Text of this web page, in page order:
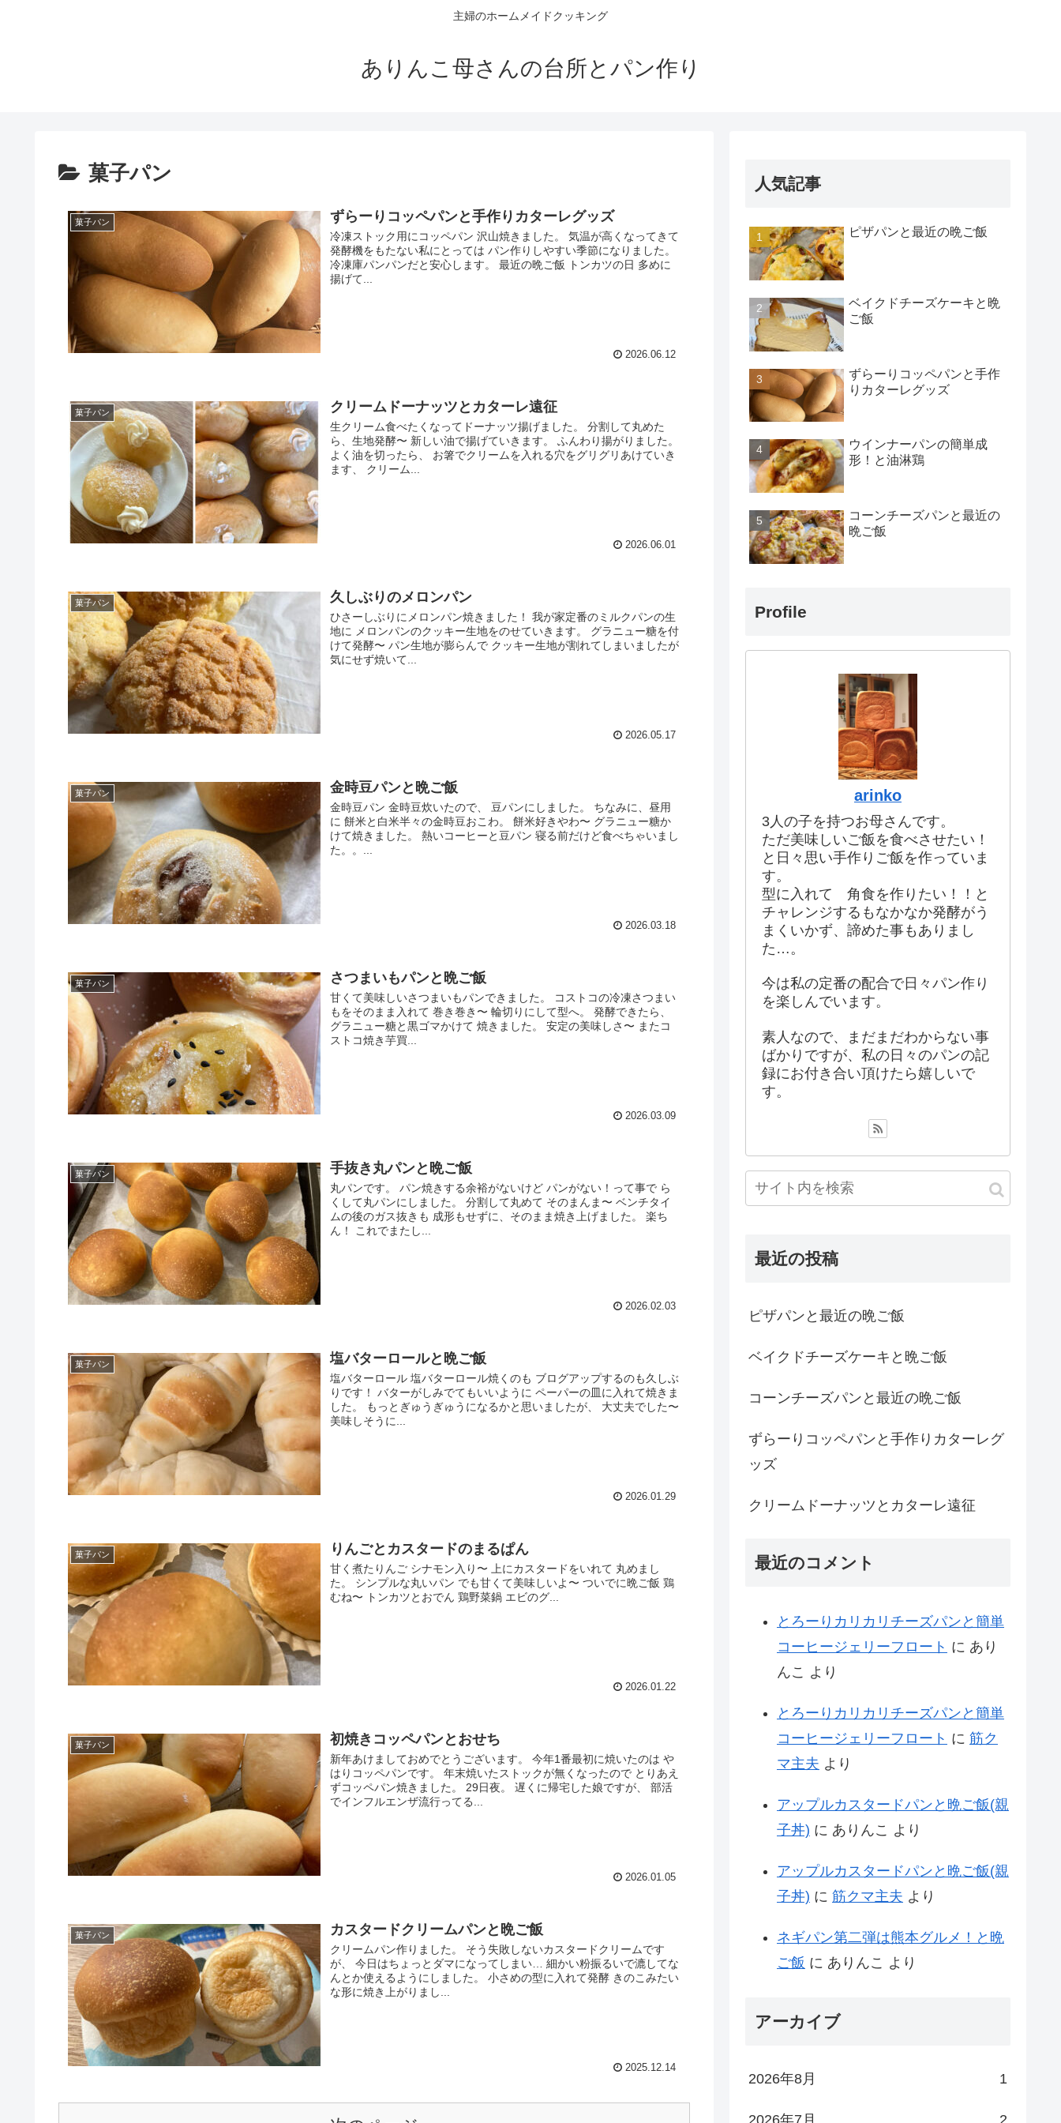
主婦のホームメイドクッキング
ありんこ母さんの台所とパン作り
菓子パン
菓子パン ずらーりコッペパンと手作りカターレグッズ
冷凍ストック用にコッペパン 沢山焼きました。 気温が高くなってきて
発酵機をもたない私にとっては パン作りしやすい季節になりました。
冷凍庫パンパンだと安心します。 最近の晩ご飯 トンカツの日 多めに
揚げて...
2026.06.12
菓子パン クリームドーナッツとカターレ遠征
生クリーム食べたくなってドーナッツ揚げました。 分割して丸めた
ら、生地発酵〜 新しい油で揚げていきます。 ふんわり揚がりました。
よく油を切ったら、 お箸でクリームを入れる穴をグリグリあけていき
ます、 クリーム...
2026.06.01
菓子パン 久しぶりのメロンパン
ひさーしぶりにメロンパン焼きました！ 我が家定番のミルクパンの生
地に メロンパンのクッキー生地をのせていきます。 グラニュー糖を付
けて発酵〜 パン生地が膨らんで クッキー生地が割れてしまいましたが
気にせず焼いて...
2026.05.17
菓子パン 金時豆パンと晩ご飯
金時豆パン 金時豆炊いたので、 豆パンにしました。 ちなみに、昼用
に 餅米と白米半々の金時豆おこわ。 餅米好きやわ〜 グラニュー糖か
けて焼きました。 熱いコーヒーと豆パン 寝る前だけど食べちゃいまし
た。。...
2026.03.18
菓子パン さつまいもパンと晩ご飯
甘くて美味しいさつまいもパンできました。 コストコの冷凍さつまい
もをそのまま入れて 巻き巻き〜 輪切りにして型へ。 発酵できたら、
グラニュー糖と黒ゴマかけて 焼きました。 安定の美味しさ〜 またコ
ストコ焼き芋買...
2026.03.09
菓子パン 手抜き丸パンと晩ご飯
丸パンです。 パン焼きする余裕がないけど パンがない！って事で ら
くして丸パンにしました。 分割して丸めて そのまんま〜 ベンチタイ
ムの後のガス抜きも 成形もせずに、そのまま焼き上げました。 楽ち
ん！ これでまたし...
2026.02.03
菓子パン 塩バターロールと晩ご飯
塩バターロール 塩バターロール焼くのも ブログアップするのも久しぶ
りです！ バターがしみでてもいいように ペーパーの皿に入れて焼きま
した。 もっとぎゅうぎゅうになるかと思いましたが、 大丈夫でした〜
美味しそうに...
2026.01.29
菓子パン りんごとカスタードのまるぱん
甘く煮たりんご シナモン入り〜 上にカスタードをいれて 丸めまし
た。 シンプルな丸いパン でも甘くて美味しいよ〜 ついでに晩ご飯 鶏
むね〜 トンカツとおでん 鶏野菜鍋 エビのグ...
2026.01.22
菓子パン 初焼きコッペパンとおせち
新年あけましておめでとうございます。 今年1番最初に焼いたのは や
はりコッペパンです。 年末焼いたストックが無くなったので とりあえ
ずコッペパン焼きました。 29日夜。 遅くに帰宅した娘ですが、 部活
でインフルエンザ流行ってる...
2026.01.05
菓子パン カスタードクリームパンと晩ご飯
クリームパン作りました。 そう失敗しないカスタードクリームです
が、 今日はちょっとダマになってしまい… 細かい粉振るいで漉してな
んとか使えるようにしました。 小さめの型に入れて発酵 きのこみたい
な形に焼き上がりまし...
2025.12.14
人気記事
ピザパンと最近の晩ご飯
ベイクドチーズケーキと晩
ご飯
ずらーりコッペパンと手作
りカターレグッズ
ウインナーパンの簡単成
形！と油淋鶏
コーンチーズパンと最近の
晩ご飯
Profile
arinko
3人の子を持つお母さんです。
ただ美味しいご飯を食べさせたい！
と日々思い手作りご飯を作っていま
す。
型に入れて 角食を作りたい！！と
チャレンジするもなかなか発酵がう
まくいかず、諦めた事もありまし
た…。
今は私の定番の配合で日々パン作り
を楽しんでいます。
素人なので、まだまだわからない事
ばかりですが、私の日々のパンの記
録にお付き合い頂けたら嬉しいで
す。
最近の投稿
ピザパンと最近の晩ご飯
ベイクドチーズケーキと晩ご飯
コーンチーズパンと最近の晩ご飯
ずらーりコッペパンと手作りカターレグ
ッズ
クリームドーナッツとカターレ遠征
最近のコメント
とろーりカリカリチーズパンと簡単
コーヒージェリーフロート に あり
んこ より
とろーりカリカリチーズパンと簡単
コーヒージェリーフロート に 筋ク
マ主夫 より
アップルカスタードパンと晩ご飯(親
子丼) に ありんこ より
アップルカスタードパンと晩ご飯(親
子丼) に 筋クマ主夫 より
ネギパン第二弾は熊本グルメ！と晩
ご飯 に ありんこ より
アーカイブ
2026年8月 1